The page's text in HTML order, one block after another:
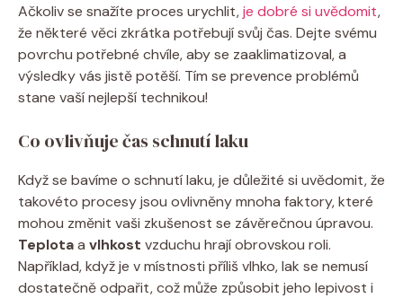
Ačkoliv se snažíte proces urychlit,je dobré si uvědomit,
že některé věci zkrátka potřebují svůj čas. Dejte svému
povrchu potřebné chvíle, aby se zaaklimatizoval, a
výsledky vás jistě potěší. Tím se prevence problémů
stane vaší nejlepší technikou!
Co ovlivňuje čas schnutí laku
Když se bavíme o schnutí laku, je důležité si uvědomit, že
takovéto procesy jsou ovlivněny mnoha faktory, které
mohou změnit vaši zkušenost se závěrečnou úpravou.
Teplotaa vlhkost vzduchu hrají obrovskou roli.
Například, když je v místnosti příliš vlhko, lak se nemusí
dostatečně odpařit, což může způsobit jeho lepivost i